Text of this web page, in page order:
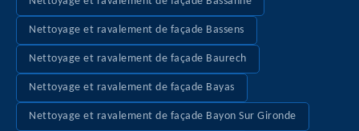
Nettoyage et ravalement de façade Bassens
Nettoyage et ravalement de façade Baurech
Nettoyage et ravalement de façade Bayas
Nettoyage et ravalement de façade Bayon Sur Gironde